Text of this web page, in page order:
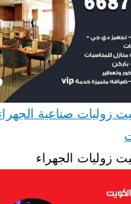
زوليات الجهراء